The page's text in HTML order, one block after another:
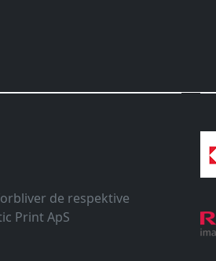
de respektive
Print ApS